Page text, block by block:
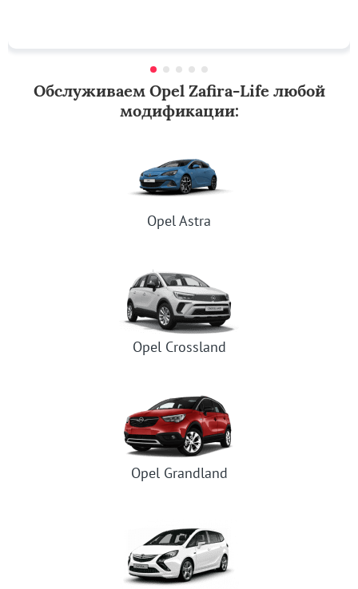
Обслуживаем Opel Zafira-Life любой
модификации:
Opel Astra
Opel Crossland
Opel Grandland